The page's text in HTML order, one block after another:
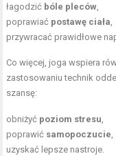
łagodzić bóle pleców
poprawiać postawę ciała
przywracać prawidłowe
Co więcej, joga wspiera
zastosowaniu technik
szansę:
obniżyć poziom stresu
poprawić samopoczucie
uzyskać lepsze nastroje.